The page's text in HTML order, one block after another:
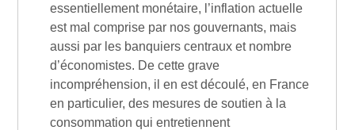
essentiellement monétaire, l’inflation actuelle
est mal comprise par nos gouvernants, mais
aussi par les banquiers centraux et nombre
d’économistes. De cette grave
incompréhension, il en est découlé, en France
en particulier, des mesures de soutien à la
consommation qui entretiennent